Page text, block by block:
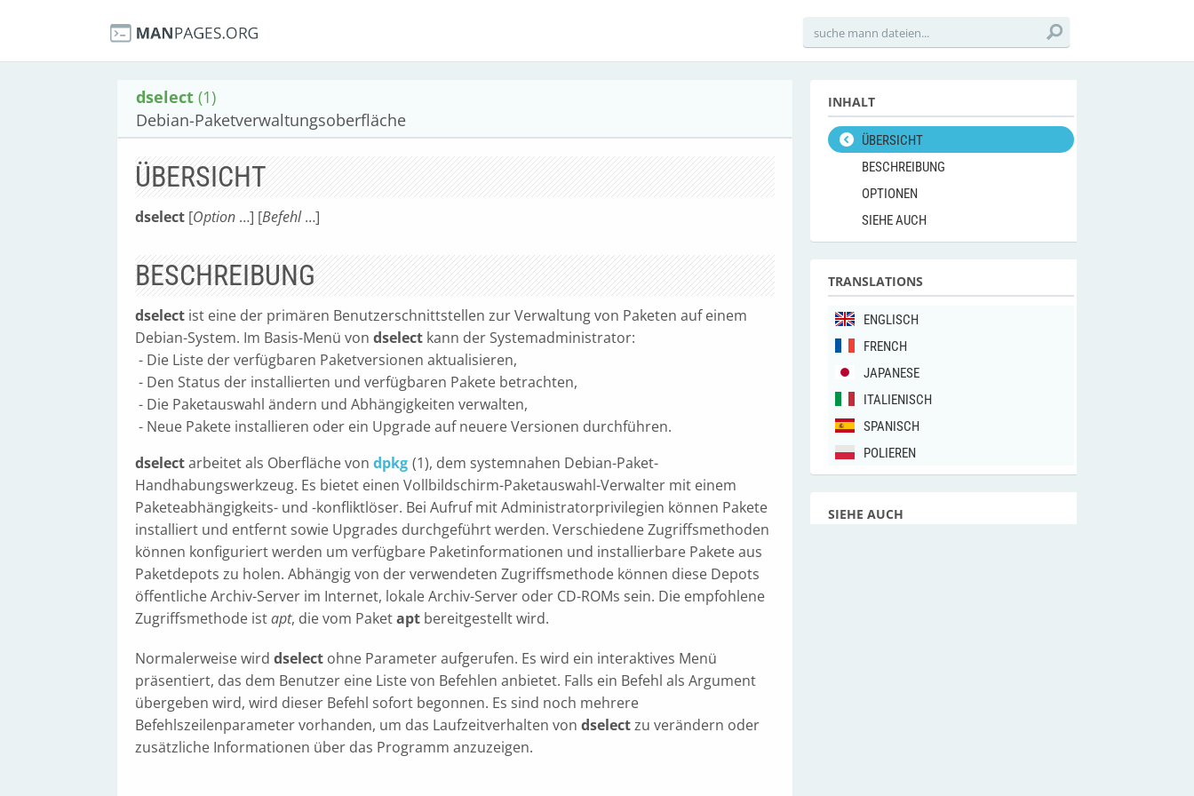
dselect (1)
Debian-Paketverwaltungsoberfläche
ÜBERSICHT
dselect [Option …] [Befehl…]
BESCHREIBUNG
dselect ist eine der primären Benutzerschnittstellen zur Verwaltung von Paketen auf einem
Debian-System. Im Basis-Menü von dselect kann der Systemadministrator:
- Die Liste der verfügbaren Paketversionen aktualisieren,
- Den Status der installierten und verfügbaren Pakete betrachten,
- Die Paketauswahl ändern und Abhängigkeiten verwalten,
- Neue Pakete installieren oder ein Upgrade auf neuere Versionen durchführen.
dselectarbeitet als Oberfläche von dpkg (1), dem systemnahen Debian-Paket-
Handhabungswerkzeug. Es bietet einen Vollbildschirm-Paketauswahl-Verwalter mit einem
Paketeabhängigkeits- und -konfliktlöser. Bei Aufruf mit Administratorprivilegien können Pakete
installiert und entfernt sowie Upgrades durchgeführt werden. Verschiedene Zugriffsmethoden
können konfiguriert werden um verfügbare Paketinformationen und installierbare Pakete aus
Paketdepots zu holen. Abhängig von der verwendeten Zugriffsmethode können diese Depots
öffentliche Archiv-Server im Internet, lokale Archiv-Server oder CD-ROMs sein. Die empfohlene
Zugriffsmethode istapt, die vom Paketapt bereitgestellt wird.
Normalerweise wird dselect ohne Parameter aufgerufen. Es wird ein interaktives Menü
präsentiert, das dem Benutzer eine Liste von Befehlen anbietet. Falls ein Befehl als Argument
übergeben wird, wird dieser Befehl sofort begonnen. Es sind noch mehrere
Befehlszeilenparameter vorhanden, um das Laufzeitverhalten von dselectzu verändern oder
zusätzliche Informationen über das Programm anzuzeigen.
INHALT
ÜBERSICHT
BESCHREIBUNG
OPTIONEN
SIEHE AUCH
TRANSLATIONS
ENGLISCH
FRENCH
JAPANESE
ITALIENISCH
SPANISCH
POLIEREN
SIEHE AUCH